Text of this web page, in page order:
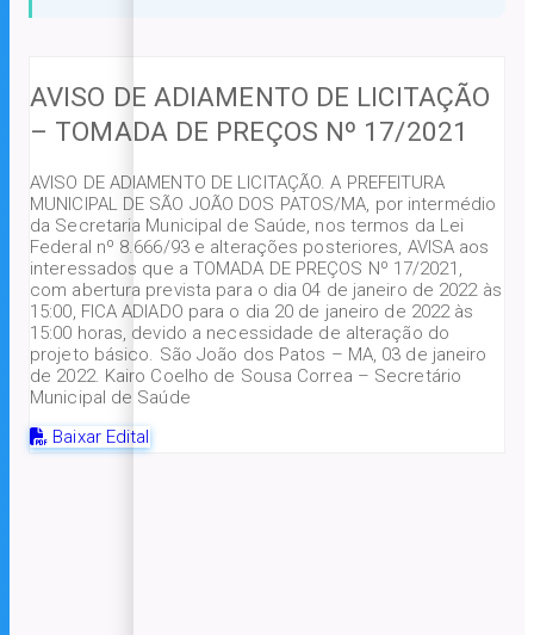
AVISO DE ADIAMENTO DE LICITAÇÃO
– TOMADA DE PREÇOS Nº 17/2021
AVISO DE ADIAMENTO DE LICITAÇÃO. A PREFEITURA
MUNICIPAL DE SÃO JOÃO DOS PATOS/MA, por intermédio
da Secretaria Municipal de Saúde, nos termos da Lei
Federal nº 8.666/93 e alterações posteriores, AVISA aos
interessados que a TOMADA DE PREÇOS Nº 17/2021,
com abertura prevista para o dia 04 de janeiro de 2022 às
15:00, FICA ADIADO para o dia 20 de janeiro de 2022 às
15:00 horas, devido a necessidade de alteração do
projeto básico. São João dos Patos – MA, 03 de janeiro
de 2022. Kairo Coelho de Sousa Correa – Secretário
Municipal de Saúde
Baixar Edital